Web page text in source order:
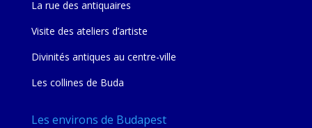
La rue des antiquaires
Visite des ateliers d’artiste
Divinités antiques au centre-ville
Les collines de Buda
Les environs de Budapest